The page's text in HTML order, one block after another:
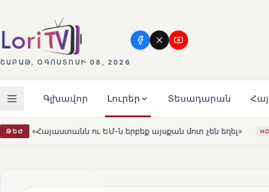
ՇԱԲԱԹ, ՕԳՈՍՏՈՍԻ 08, 2026
Գլխավոր Լուրեր Տեսադարան
ԹԵԺ
այսքան մոտ չեն եղել» HOT Լեռնահովիտի Սուրբ